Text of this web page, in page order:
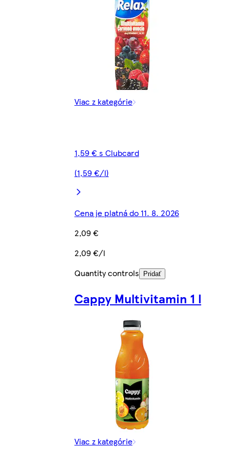
Viac z kategórie
1,59 € s Clubcard
(1,59 €/l)
Cena je platná do 11. 8. 2026
2,09 €
2,09 €/l
Quantity controls
Pridať
Cappy Multivitamin 1 l
Viac z kategórie